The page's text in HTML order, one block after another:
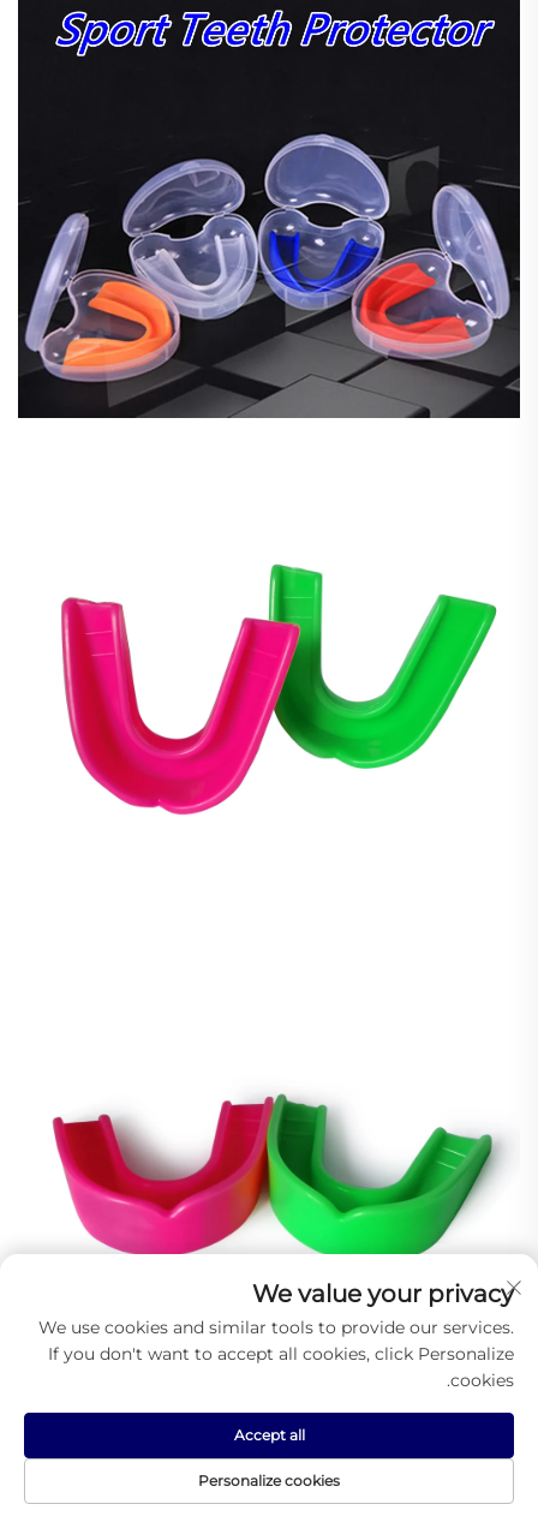
محصولات پیشنهادی
We value your privacy
We use cookies and similar tools to provide our services.
If you don't want to accept all cookies, click Personalize
cookies.
Personalize cookies
Accept all